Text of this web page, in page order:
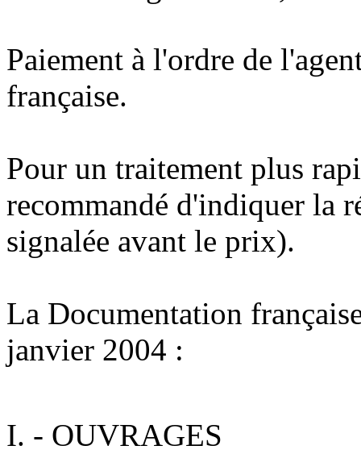
Paiement à l'ordre de
française.
Pour un traitement plus
recommandé d'indiquer la
signalée avant le prix).
La Documentation
janvier 2004 :
I. - OUVRAGES